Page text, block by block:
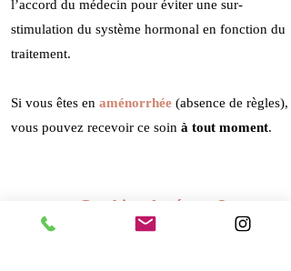
l’accord du médecin pour éviter une sur-
stimulation du système hormonal en fonction du
traitement.
Si vous êtes en aménorrhée (absence de règles),
vous pouvez recevoir ce soin à tout moment.
Combien de séance ?
Afin de rendre le massage encore plus